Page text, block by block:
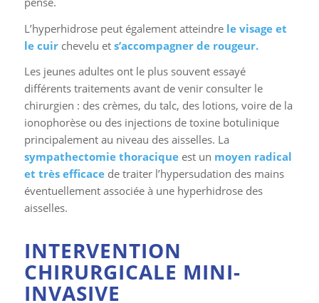
L’hyperhidrose peut également atteindre
le cuirchevelu ets’accompagner de rougeur.
Les jeunes adultes ont le plus souvent essayé
différents traitements avant de venir consulter le
chirurgien : des crèmes, du talc, des lotions, voire de la
ionophorèse ou des injections de toxine botulinique
principalement au niveau des aisselles. La
sympathectomie thoraciqueest unmoyen radical
et très efficacede traiter l’hypersudation des mains
éventuellement associée à une hyperhidrose des
aisselles.
CHIRURGICALE MINI-
INVASIVE